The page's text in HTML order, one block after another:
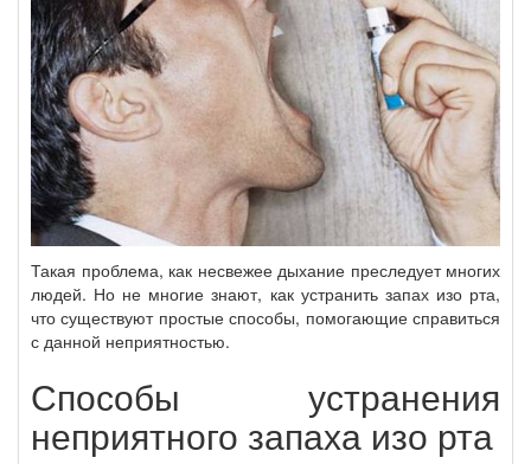
Такая проблема, как несвежее дыхание преследует многих
людей. Но не многие знают, как устранить запах изо рта,
что существуют простые способы, помогающие справиться
с данной неприятностью.
Способы устранения
неприятного запаха изо рта